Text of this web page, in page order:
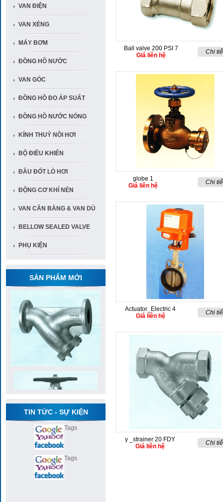
VAN ĐIỆN
VAN XẺNG
MÁY BƠM
ĐỒNG HỒ NƯỚC
VAN GÓC
ĐỒNG HỒ ĐO ÁP SUẤT
ĐỒNG HỒ NƯỚC NÓNG
KÍNH THUỶ NỒI HƠI
BỘ ĐIỀU KHIỂN
ĐẦU ĐỐT LÒ HƠI
ĐỘNG CƠ KHÍ NÉN
VAN CÂN BẰNG & VAN DÙ
BELLOW SEALED VALVE
PHỤ KIỆN
SẢN PHẨM MỚI
TIN TỨC - SỰ KIỆN
Tags
Tags
Ball valve 200 PSI 7
Giá liên hệ
Chi
globe 1
Giá liên hệ
Chi
Actuator_Electric 4
Giá liên hệ
Chi
y _strainer 20 FDY
Giá liên hệ
Chi